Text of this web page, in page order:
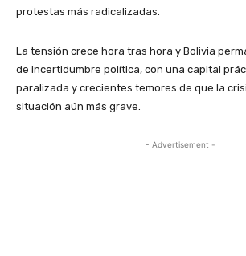
protestas más radicalizadas.
La tensión crece hora tras hora y Bolivia
de incertidumbre política, con una capital
paralizada y crecientes temores de que la
situación aún más grave.
- Advertisement -